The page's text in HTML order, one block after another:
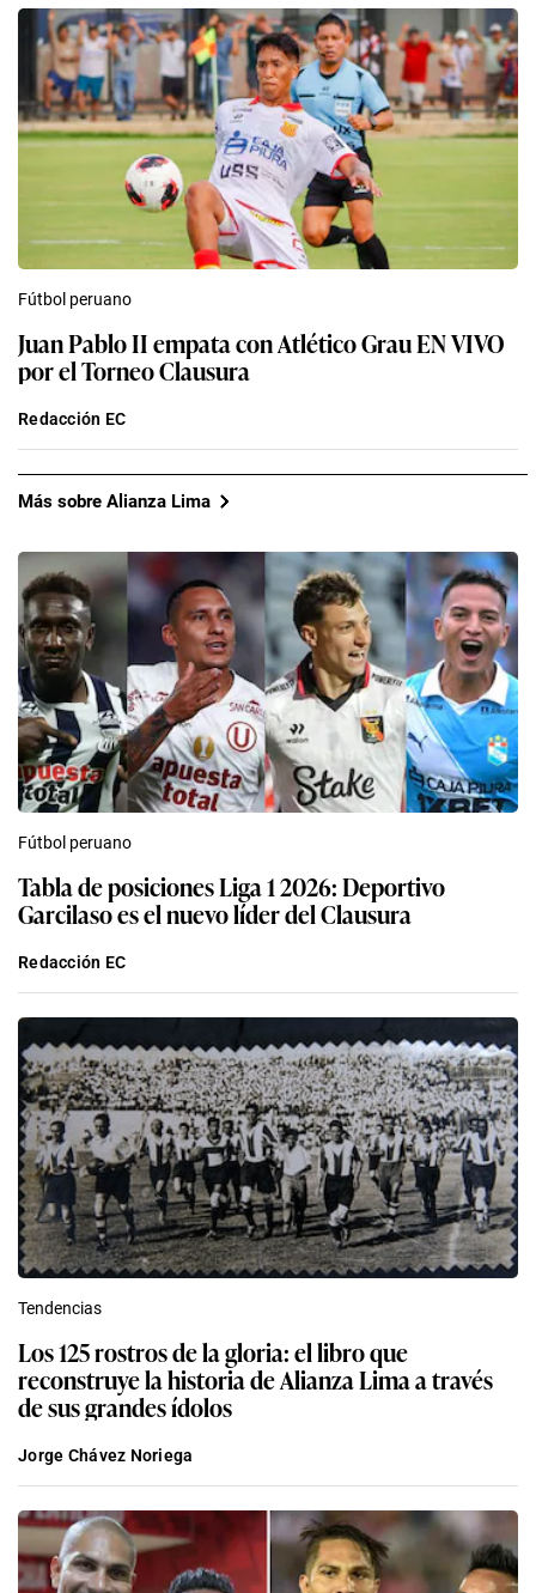
Fútbol peruano
Juan Pablo II empata con Atlético Grau EN VIVO
por el Torneo Clausura
Redacción EC
Más sobre Alianza Lima
Fútbol peruano
Tabla de posiciones Liga 1 2026: Deportivo
Garcilaso es el nuevo líder del Clausura
Redacción EC
Tendencias
Los 125 rostros de la gloria: el libro que
reconstruye la historia de Alianza Lima a través
de sus grandes ídolos
Jorge Chávez Noriega